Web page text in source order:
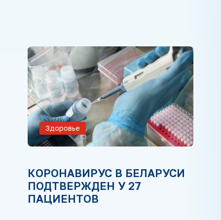
Здоровье
КОРОНАВИРУС В БЕЛАРУСИ
ПОДТВЕРЖДЕН У 27
ПАЦИЕНТОВ